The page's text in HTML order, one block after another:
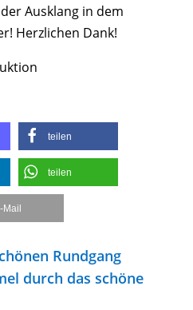
Ausklang in dem
Herzlichen Dank!
teilen
teilen
Mail
Rundgang
durch das schöne